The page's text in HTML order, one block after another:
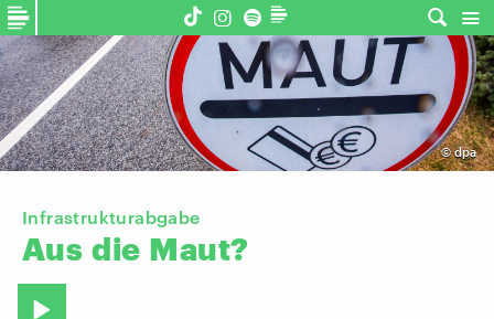
©dpa
Infrastrukturabgabe
Aus die Maut?